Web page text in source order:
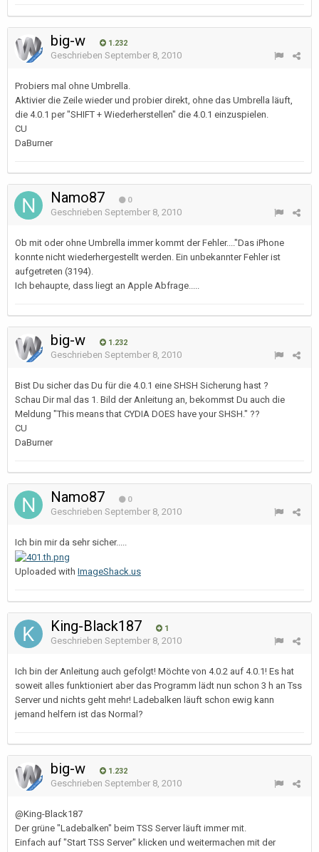
big-w 1.232
Geschrieben September 8, 2010
Probiers mal ohne Umbrella.
Aktivier die Zeile wieder und probier direkt, ohne das Umbrella läuft,
die 4.0.1 per "SHIFT + Wiederherstellen" die 4.0.1 einzuspielen.
CU
DaBurner
Namo87 0
Geschrieben September 8, 2010
Ob mit oder ohne Umbrella immer kommt der Fehler...."Das iPhone
konnte nicht wiederhergestellt werden. Ein unbekannter Fehler ist
aufgetreten (3194).
Ich behaupte, dass liegt an Apple Abfrage.....
big-w 1.232
Geschrieben September 8, 2010
Bist Du sicher das Du für die 4.0.1 eine SHSH Sicherung hast ?
Schau Dir mal das 1. Bild der Anleitung an, bekommst Du auch die
Meldung "This means that CYDIA DOES have your SHSH." ??
CU
DaBurner
Namo87 0
Geschrieben September 8, 2010
Ich bin mir da sehr sicher.....
Uploaded with ImageShack.us
King-Black187 1
Geschrieben September 8, 2010
Ich bin der Anleitung auch gefolgt! Möchte von 4.0.2 auf 4.0.1! Es hat
soweit alles funktioniert aber das Programm lädt nun schon 3 h an Tss
Server und nichts geht mehr! Ladebalken läuft schon ewig kann
jemand helfern ist das Normal?
big-w 1.232
Geschrieben September 8, 2010
@King-Black187
Der grüne "Ladebalken" beim TSS Server läuft immer mit.
Einfach auf "Start TSS Server" klicken und weitermachen mit der